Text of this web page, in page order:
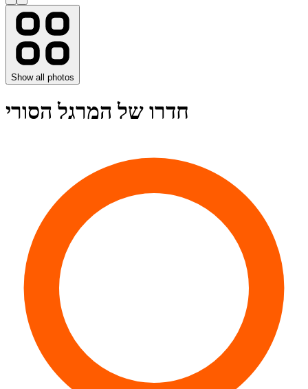
Show all photos
חדרו של המרגל הסורי